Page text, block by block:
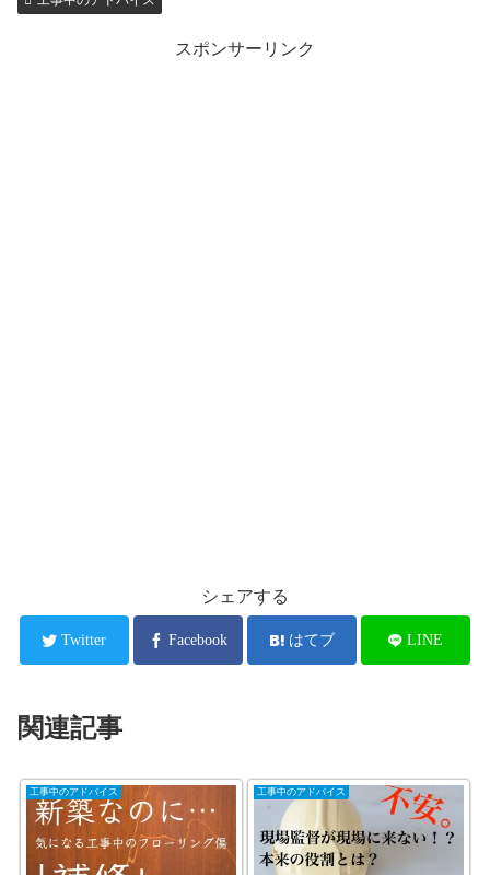
スポンサーリンク
シェアする
Twitter Facebook はてブ LINE
関連記事
工事中のアドバイス 工事中のアドバイス